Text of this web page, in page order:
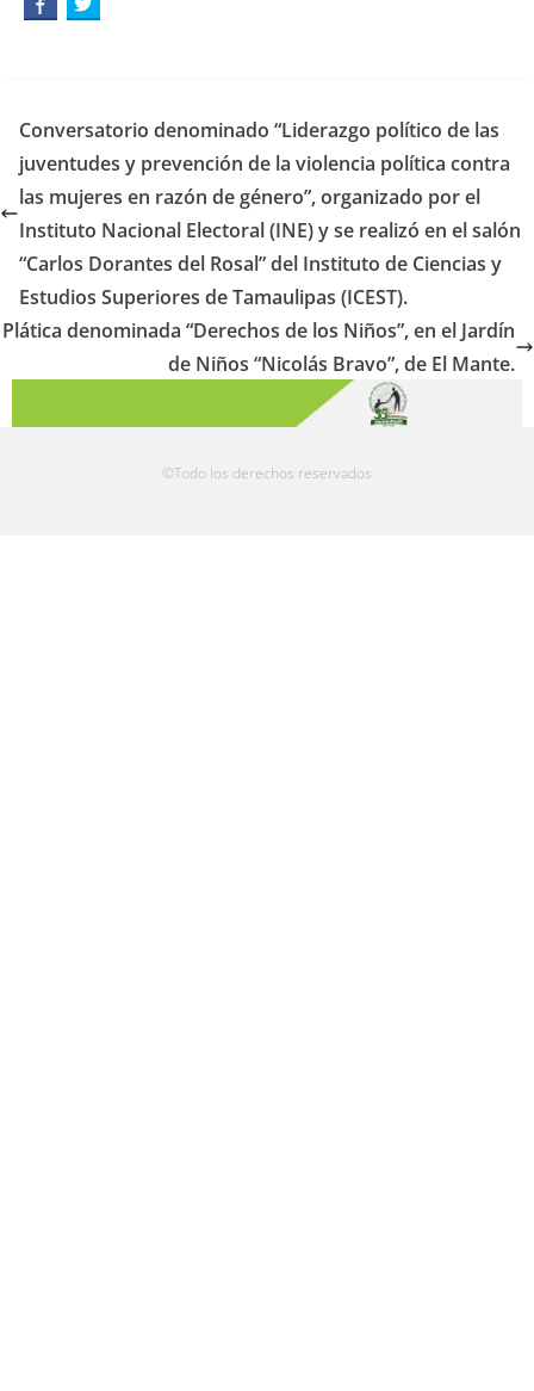
Conversatorio denominado “Liderazgo político de las
juventudes y prevención de la violencia política contra
las mujeres en razón de género”, organizado por el
Instituto Nacional Electoral (INE) y se realizó en el salón
“Carlos Dorantes del Rosal” del Instituto de Ciencias y
Estudios Superiores de Tamaulipas (ICEST).
Plática denominada “Derechos de los Niños”, en el Jardín
de Niños “Nicolás Bravo”, de El Mante.
©Todo los derechos reservados